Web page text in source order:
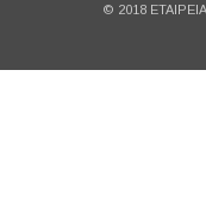
© 2018